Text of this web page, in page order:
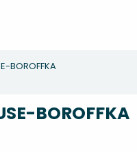
BOROFFKA
BOROFFKA